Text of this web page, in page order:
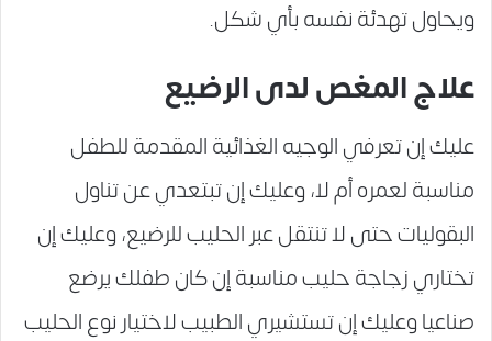
ويحاول تهدئة نفسه بأي شكل.
علاج المغص لدى الرضيع
عليك إن تعرفي الوجيه الغذائية المقدمة للطفل
مناسبة لعمره أم لا، وعليك إن تبتعدي عن تناول
البقوليات حتى لا تنتقل عبر الحليب للرضيع، وعليك إن
تختاري زجاجة حليب مناسبة إن كان طفلك يرضع
صناعيا وعليك إن تستشيري الطبيب لاختيار نوع الحليب